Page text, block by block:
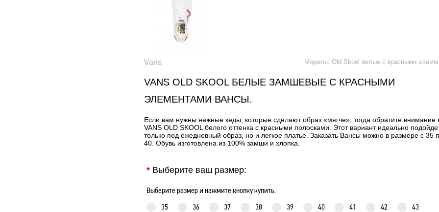
Vans Модель: Old Skool белые с красными
VANS OLD SKOOL БЕЛЫЕ ЗАМШЕВЫЕ С КРАСНЫМИ
ЭЛЕМЕНТАМИ ВАНСЫ.
Если вам нужны нежные кеды, которые сделают образ «мягче», тогда обратите внимание
VANS OLD SKOOL белого оттенка с красными полосками. Этот вариант идеально
только под ежедневный образ, но и легкое платье. Заказать Вансы можно в размере с 35
40. Обувь изготовлена из 100% замши и хлопка.
*Выберите ваш размер:
Выберите размер и нажмите кнопку купить.
35 36 37 38 39 40 41 42
43